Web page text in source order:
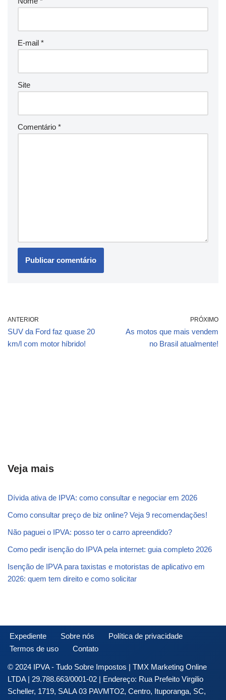
E-mail *
Site
Comentário *
ANTERIOR
SUV da Ford faz quase 20
km/l com motor híbrido!
PRÓXIMO
As motos que mais vendem
no Brasil atualmente!
Veja mais
Dívida ativa de IPVA: como consultar e negociar em 2026
Como consultar preço de biz online? Veja 9 recomendações!
Não paguei o IPVA: posso ter o carro apreendido?
Como pedir isenção do IPVA pela internet: guia completo 2026
Isenção de IPVA para taxistas e motoristas de aplicativo em
2026: quem tem direito e como solicitar
Expediente Sobre nós
Política de privacidade
Termos de uso
Contato
© 2024 IPVA - Tudo Sobre Impostos | TMX Marketing Online
LTDA | 29.788.663/0001-02 | Endereço: Rua Prefeito Virgilio
Scheller, 1719, SALA 03 PAVMTO2, Centro, Ituporanga, SC,